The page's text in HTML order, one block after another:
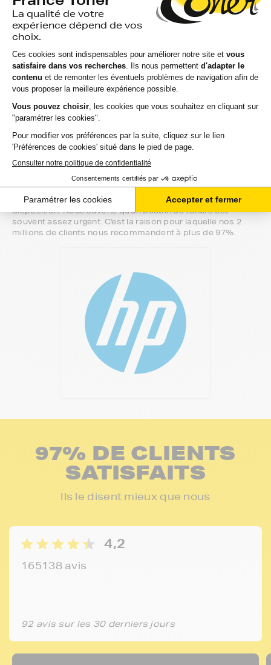
Si vous avez la moindre question sur la
compatibilité de votre produit avec votre
imprimante hp lj-p, nous sommes à votre
écoute.
Notre équipe de conseillers saura vous accompagner sur le
meilleur choix ou sur l'installation de vos toners. Ils sont
disponibles soit par message au sein de votre espace client
ou directement par téléphone.
Une fois votre choix effectué, votre paiement est effectué
paiements sont proposés selon vos besoins.
Il ne reste plus à vos toners pour hp lj-p de quitter notre
entrepôt. Vous saurez à tout moment où se trouve votre
commande grâce au lien de suivi que nous vous mettons à
disposition. Nous savons qu'un besoin de toners est
souvent assez urgent. C'est la raison pour laquelle nos 2
millions de clients nous recommandent à plus de 97%.
97% DE CLIENTS
SATISFAITS
Ils le disent mieux que nous
4,2
165138 avis
92 avis sur les 30 derniers jours